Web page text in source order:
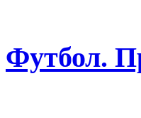
Футбол.